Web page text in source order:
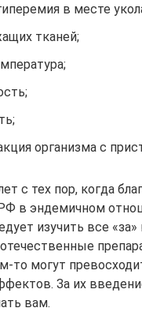
в месте
тканей;
организма с
с тех пор, когда
в эндемичном
изучить все
то могут
За их
вам.